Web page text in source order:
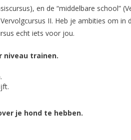
en de “middelbare school”
II. Heb je ambities om
echt iets voor jou.
niveau trainen.
je hond te hebben.